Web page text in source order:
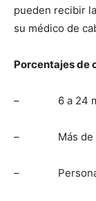
pueden recibir
su médico de
Porcentajes de
– 6 a 24
– Más de 65
– Personal